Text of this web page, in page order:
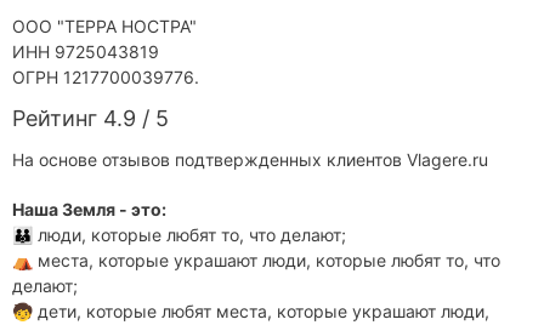
ООО "ТЕРРА НОСТРА"
ИНН 9725043819
ОГРН 1217700039776.
Рейтинг 4.9 / 5
На основе отзывов подтвержденных клиентов Vlagere.ru
Наша Земля - это:
👪 люди, которые любят то, что делают;
⛺ места, которые украшают люди, которые любят то, что
делают;
🧒 дети, которые любят места, которые украшают люди,